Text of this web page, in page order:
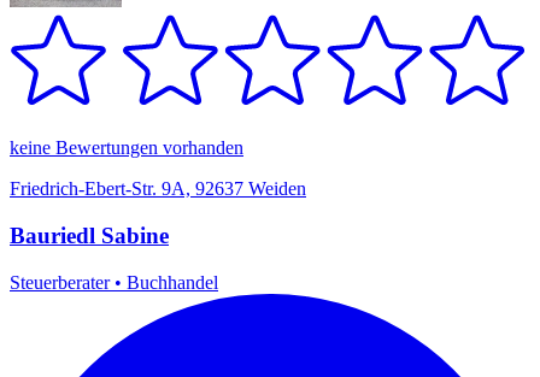
keine Bewertungen vorhanden
Friedrich-Ebert-Str. 9A, 92637 Weiden
Bauriedl Sabine
Steuerberater • Buchhandel